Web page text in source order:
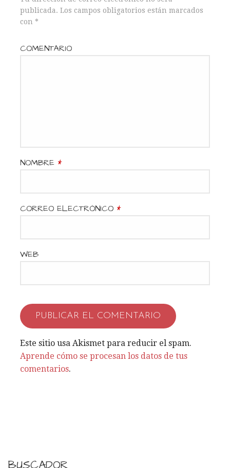
publicada. Los campos obligatorios están marcados
con *
COMENTARIO
NOMBRE *
CORREO ELECTRÓNICO *
WEB
Este sitio usa Akismet para reducir el spam.
Aprende cómo se procesan los datos de tus
comentarios.